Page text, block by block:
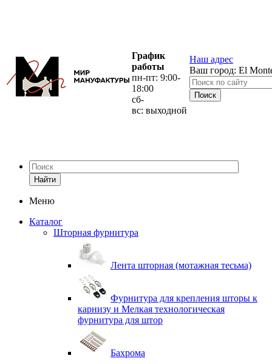
График
работы
пн-пт: 9:00-
18:00
сб-
вс: выходной
Наш адрес
Ваш город: El
Найти
Меню
Каталог
Шторная фурнитура
Лента шторная (мотажная тесьма)
Фурнитура для крепления шторы к
карнизу и Мелкая технологическая
фурнитура для штор
Бахрома